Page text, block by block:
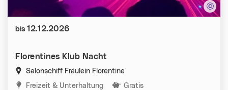
Florentines Klub Nacht
Salonschiff Fräulein Florentine
Kategorien:
Freizeit & Unterhaltung Gratis
Datum:
bis 12.12.2026